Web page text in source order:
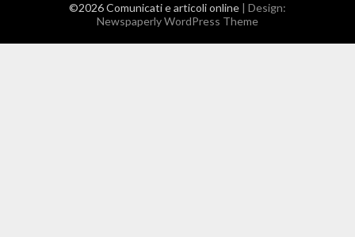
©2026 Comunicati e articoli online | Design:
Newspaperly WordPress Theme